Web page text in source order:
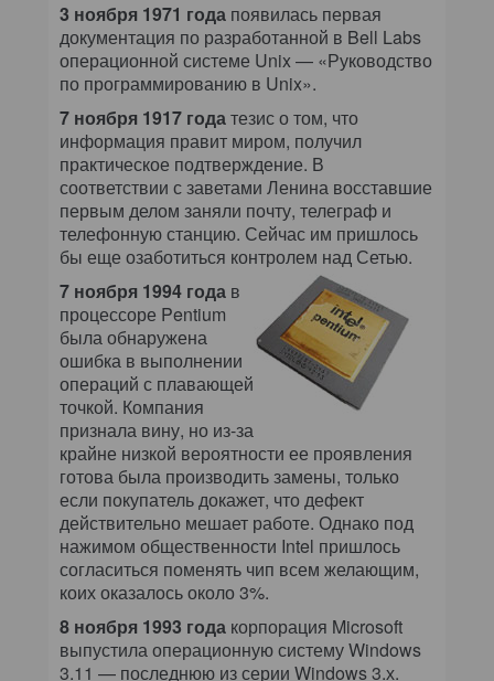
3 ноября 1971 года появилась первая
документация по разработанной в Bell Labs
операционной системе Unix — «Руководство
по программированию в Unix».
7 ноября 1917 годатезис о том, что
информация правит миром, получил
практическое подтверждение. В
соответствии с заветами Ленина восставшие
первым делом заняли почту, телеграф и
телефонную станцию. Сейчас им пришлось
бы еще озаботиться контролем над Сетью.
7 ноября 1994 года в
процессоре Pentium
была обнаружена
ошибка в выполнении
операций с плавающей
точкой. Компания
признала вину, но из-за
крайне низкой вероятности ее проявления
готова была производить замены, только
если покупатель докажет, что дефект
действительно мешает работе. Однако под
нажимом общественности Intel пришлось
согласиться поменять чип всем желающим,
коих оказалось около 3%.
8 ноября 1993 года корпорация Microsoft
выпустила операционную систему Windows
3.11 — последнюю из серии Windows 3.х.